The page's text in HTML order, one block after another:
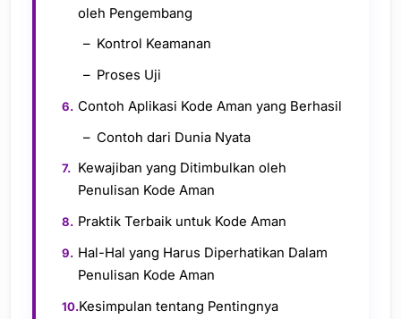
oleh Pengembang
Kontrol Keamanan
Proses Uji
Contoh Aplikasi Kode Aman yang Berhasil
Contoh dari Dunia Nyata
Kewajiban yang Ditimbulkan oleh
Penulisan Kode Aman
Praktik Terbaik untuk Kode Aman
Hal-Hal yang Harus Diperhatikan Dalam
Penulisan Kode Aman
Kesimpulan tentang Pentingnya